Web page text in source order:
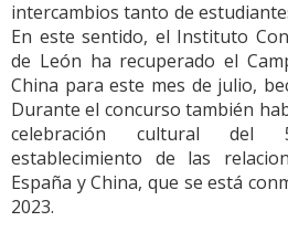
intercambios tanto de
En este sentido, el Instituto
de León ha recuperado el
China para este mes de julio,
Durante el concurso también
celebración cultural del
establecimiento de las
España y China, que se está
2023.